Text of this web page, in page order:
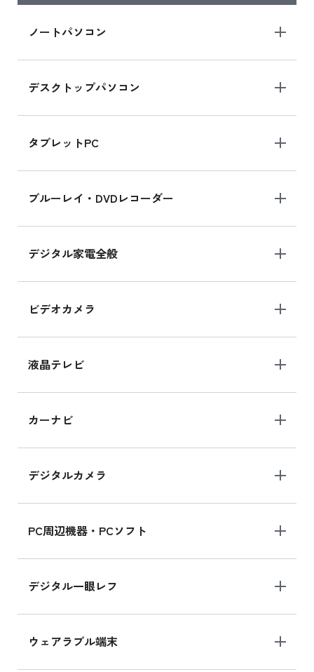
ノートパソコン
デスクトップパソコン
タブレットPC
ブルーレイ・DVDレコーダー
デジタル家電全般
ビデオカメラ
液晶テレビ
カーナビ
デジタルカメラ
PC周辺機器・PCソフト
デジタル一眼レフ
ウェアラブル端末
ら
iPad mini シリーズ 2024
iPad mini 8.3インチ の新品買取価格
iPhone 16 シリーズ
iPhone 16 の新品買取価格
iPad Air 11インチ シリーズ
iPad Air 11インチ の新品買取価格
iPhone 15 128GB シリーズ
iPhone 15 128GB の新品買取価格
MK2K3J/Aの新品買取価格はこちら